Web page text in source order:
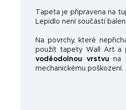
Tapeta je připravena na
Lepidlo není součástí
Na povrchy, které
použít tapety Wall Art a
voděodolnou vrstvu na
mechanickému poškození.